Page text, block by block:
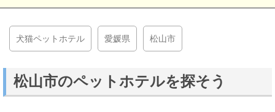
犬猫ペットホテル 愛媛県 松山市
松山市のペットホテルを探そう